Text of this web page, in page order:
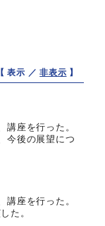
【 表示 ／非表示 】
講座を行った。
今後の展望につ
講座を行った。
た。